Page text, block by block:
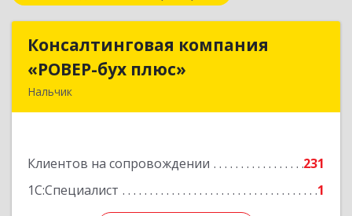
Консалтинговая компания
«РОВЕР-бух плюс»
Нальчик
Клиентов на сопровождении
231
1С:Специалист
1
Консалтинговая компания
«РОВЕР-бух плюс»
Подробнее